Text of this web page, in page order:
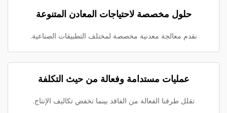
حلول مخصصة لاحتياجات المعادن المتنوعة
نقدم معالجة معدنية مخصصة لمختلف التطبيقات الصناعية.
عمليات مستدامة وفعالة من حيث التكلفة
تقلل طرقنا الفعالة من الفاقد بينما تخفض تكاليف الإنتاج.